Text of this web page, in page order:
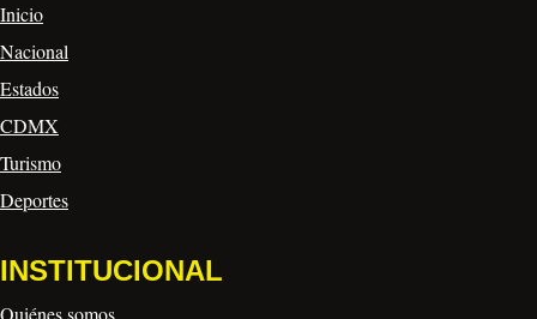
Inicio
Nacional
Estados
CDMX
Turismo
Deportes
INSTITUCIONAL
Quiénes somos